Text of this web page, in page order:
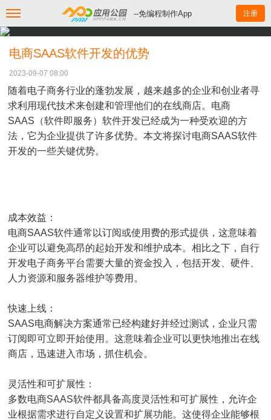
--免编程制作App 注册
电商SAAS软件开发的优势
2023-09-07 08:00
随着电子商务行业的蓬勃发展，越来越多的企业和创业者寻
求利用现代技术来创建和管理他们的在线商店。电商
SAAS（软件即服务）软件开发已经成为一种受欢迎的方
法，它为企业提供了许多优势。本文将探讨电商SAAS软件
开发的一些关键优势。
成本效益：
电商SAAS软件通常以订阅或使用费的形式提供，这意味着
企业可以避免高昂的起始开发和维护成本。相比之下，自行
开发电子商务平台需要大量的资金投入，包括开发、硬件、
人力资源和服务器维护等费用。
快速上线：
SAAS电商解决方案通常已经构建好并经过测试，企业只需
订阅即可立即开始使用。这意味着企业可以更快地推出在线
商店，迅速进入市场，抓住机会。
灵活性和可扩展性：
多数电商SAAS软件都具备高度灵活性和可扩展性，允许企
业根据需求进行自定义设置和扩展功能。这使得企业能够根